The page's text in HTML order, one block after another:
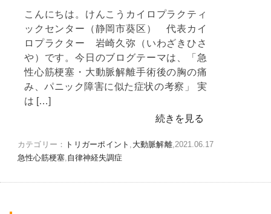
こんにちは。けんこうカイロプラクティ
ックセンター（静岡市葵区） 代表カイ
ロプラクター 岩崎久弥（いわざきひさ
や）です。今日のブログテーマは、「急
性心筋梗塞・大動脈解離手術後の胸の痛
み、パニック障害に似た症状の考察」 実
は […]
続きを見る
2021.06.17
カテゴリー： トリガーポイント , 大動脈解離,
急性心筋梗塞,自律神経失調症